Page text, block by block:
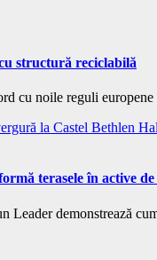
structură reciclabilă
cu noile reguli
terasele în active
demonstrează